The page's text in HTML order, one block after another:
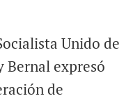
Unido de
Bernal expresó
de